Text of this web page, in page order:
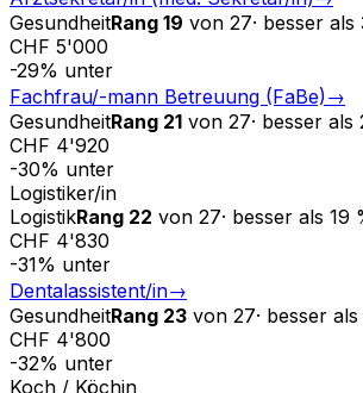
GesundheitRang 19 von 27· besser als
CHF 5'000
-29% unter
Fachfrau/-mann Betreuung (FaBe)→
GesundheitRang 21 von 27· besser als
CHF 4'920
-30% unter
Logistiker/in
LogistikRang 22 von 27· besser als 19
CHF 4'830
-31% unter
Dentalassistent/in→
GesundheitRang 23 von 27· besser als
CHF 4'800
-32% unter
Koch / Köchin